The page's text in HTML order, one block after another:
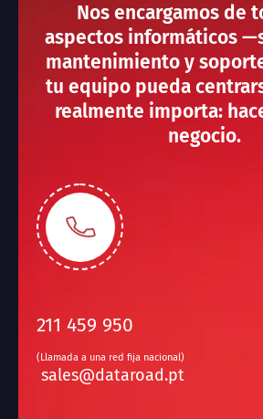
Nos encargamos de
aspectos informáticos
mantenimiento y
tu equipo pueda
realmente importa:
negocio.
211 459 950
(Llamada a una red fija nacional)
sales@dataroad.pt